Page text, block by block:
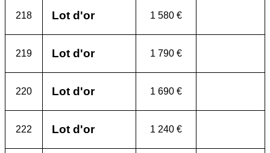
218 Lot d'or 1 580 €
219 Lot d'or 1 790 €
220 Lot d'or 1 690 €
222 Lot d'or 1 240 €